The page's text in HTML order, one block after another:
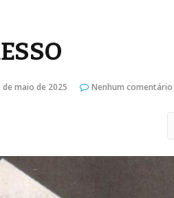
de maio de 2025 Nenhum comentário